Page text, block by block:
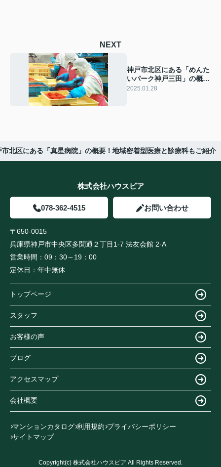
NEXT
神戸市北区にある「めんた
いパーク神戸三田」の概
要！楽しみ方もご紹介
2025.01.28
市北区にある「真星病院」の概要！地域密着型医療と診療科もご紹介
株式会社ハウスピア
078-362-4515 お問い合わせ
〒650-0015
兵庫県神戸市中央区多聞通２丁目1-7 法友会館 2-A
営業時間： 09：30～19：00
定休日： 年中無休
トップページ
スタッフ
お客様の声
ブログ
アクセスマップ
会社概要
マンションカタログ 利用規約 プライバシーポリシー
サイトマップ
Copyright(c) 株式会社ハウスピア All Rights Reserved.